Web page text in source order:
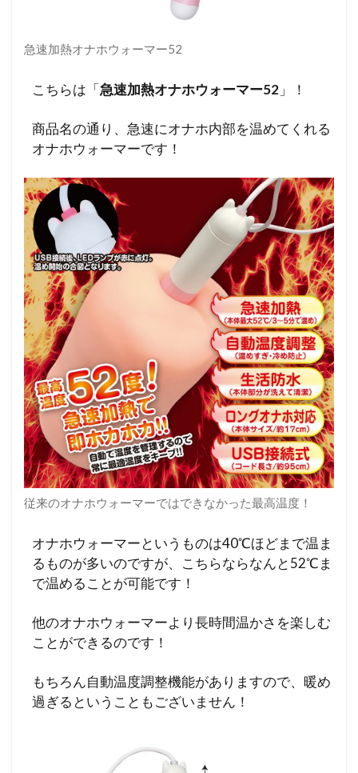
急速加熱オナホウォーマー52
こちらは「急速加熱オナホウォーマー52 」！
商品名の通り、急速にオナホ内部を温めてくれる
オナホウォーマーです！
従来のオナホウォーマーではできなかった最高温度！
オナホウォーマーというものは40℃ほどまで温ま
るものが多いのですが、こちらならなんと52℃ま
で温めることが可能です！
他のオナホウォーマーより長時間温かさを楽しむ
ことができるのです！
もちろん自動温度調整機能がありますので、暖め
過ぎるということもございません！